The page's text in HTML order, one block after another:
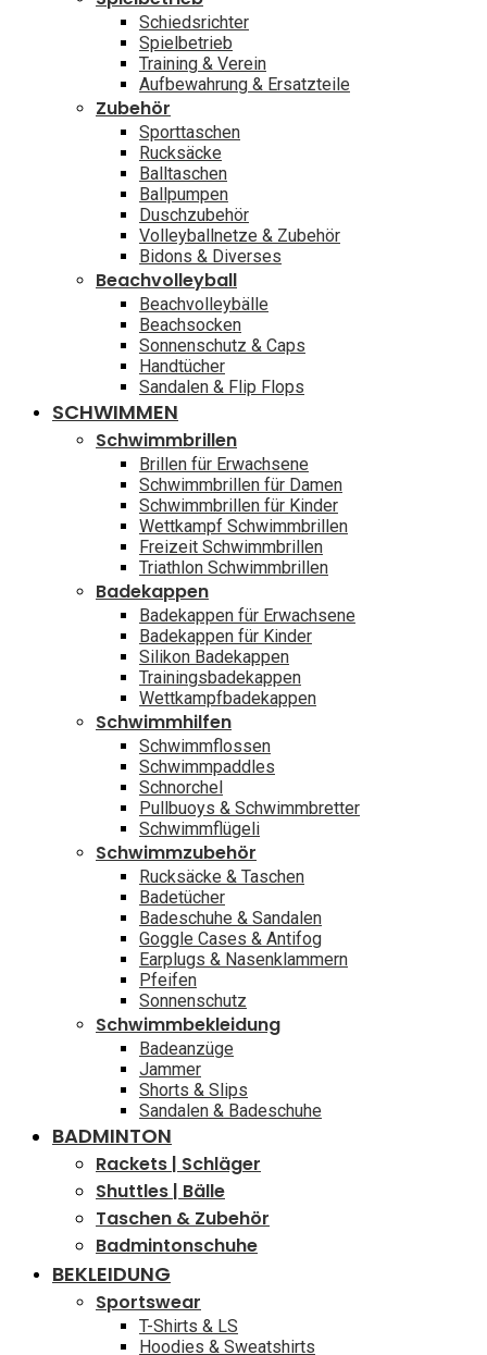
Schiedsrichter
Spielbetrieb
Training & Verein
Aufbewahrung & Ersatzteile
Zubehör
Sporttaschen
Rucksäcke
Balltaschen
Ballpumpen
Duschzubehör
Volleyballnetze & Zubehör
Bidons & Diverses
Beachvolleyball
Beachvolleybälle
Beachsocken
Sonnenschutz & Caps
Handtücher
Sandalen & Flip Flops
SCHWIMMEN
Schwimmbrillen
Brillen für Erwachsene
Schwimmbrillen für Damen
Schwimmbrillen für Kinder
Wettkampf Schwimmbrillen
Freizeit Schwimmbrillen
Triathlon Schwimmbrillen
Badekappen
Badekappen für Erwachsene
Badekappen für Kinder
Silikon Badekappen
Trainingsbadekappen
Wettkampfbadekappen
Schwimmhilfen
Schwimmflossen
Schwimmpaddles
Schnorchel
Pullbuoys & Schwimmbretter
Schwimmflügeli
Schwimmzubehör
Rucksäcke & Taschen
Badetücher
Badeschuhe & Sandalen
Goggle Cases & Antifog
Earplugs & Nasenklammern
Pfeifen
Sonnenschutz
Schwimmbekleidung
Badeanzüge
Jammer
Shorts & Slips
Sandalen & Badeschuhe
BADMINTON
Rackets | Schläger
Shuttles | Bälle
Taschen & Zubehör
Badmintonschuhe
BEKLEIDUNG
Sportswear
T-Shirts & LS
Hoodies & Sweatshirts